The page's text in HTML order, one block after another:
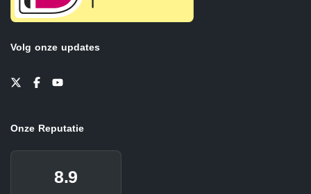
Volg onze updates
Onze Reputatie
8.9